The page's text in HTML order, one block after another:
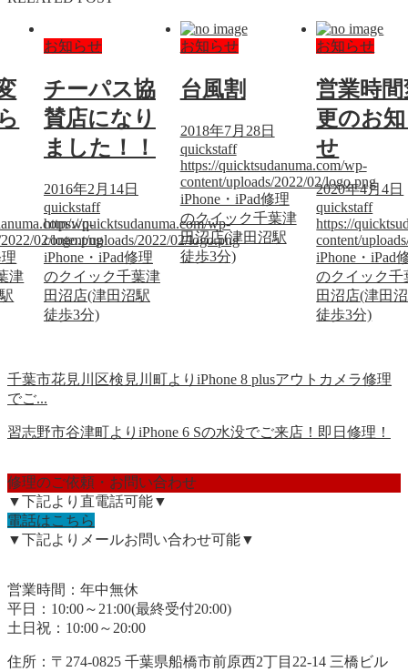
wp-
02/logo.png
津
お知らせ
チーパス協
賛店になり
ました！！
2016年2月14日
quickstaff
https://quicktsudanuma.com/wp-
content/uploads/2022/02/logo.png
iPhone・iPad修理
のクイック千葉津
田沼店(津田沼駅
徒歩3分)
お知らせ
台風割
2018年7月28日
quickstaff
https://quicktsudanuma.com/wp-
content/uploads/2022/02/logo.png
iPhone・iPad修理
のクイック千葉津
田沼店(津田沼駅
徒歩3分)
お知らせ
営業時
更のお
せ
2020年4月4日
quickstaff
https://
content/
iPhone・iPad
のクイック千
田沼店(津田
徒歩3分)
千葉市花見川区検見川町よりiPhone 8 plusアウトカメラ修理
でご...
習志野市谷津町よりiPhone 6 Sの水没でご来店！即日修理！
修理のご依頼・お問い合わせ
▼下記より直電話可能▼
電話はこちら
▼下記よりメールお問い合わせ可能▼
営業時間：年中無休
平日：10:00～21:00(最終受付20:00)
土日祝：10:00～20:00
住所：〒274-0825 千葉県船橋市前原西2丁目22-14 三橋ビル